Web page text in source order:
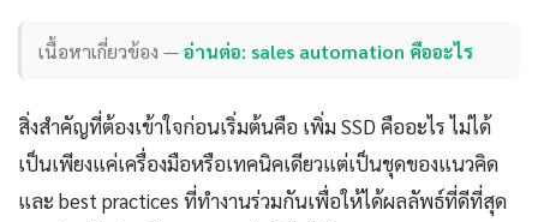
เนื้อหาเกี่ยวข้อง —อ่านต่อ: sales automation คืออะไร
สิ่งสำคัญที่ต้องเข้าใจก่อนเริ่มต้นคือ เพิ่ม SSD คืออะไร ไม่ได้
เป็นเพียงแค่เครื่องมือหรือเทคนิคเดียวแต่เป็นชุดของแนวคิด
และ best practices ที่ทำงานร่วมกันเพื่อให้ได้ผลลัพธ์ที่ดีที่สุด